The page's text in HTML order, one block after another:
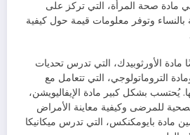
مادة صحة المرأة، التي تركز على
بالنساء وتوفر معلومات قيمة حول كيفية
مادة الأورثوبيدك، التي تدرس تحديات
التروماتولوجي، التي تتعامل مع
يُحتسب بشكل كبير مادة الإيفاليويشن،
للمرضى وكيفية معاينة الأمراض
مادة بايومكنكس، التي تدرس ميكانيكا